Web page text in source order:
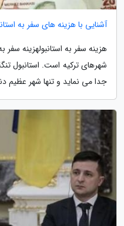
آشنایی با هزینه های سفر به
هزینه سفر به استانبولهزینه سفر
شهرهای ترکیه است. استانبول
جدا می نماید و تنها شهر عظیم